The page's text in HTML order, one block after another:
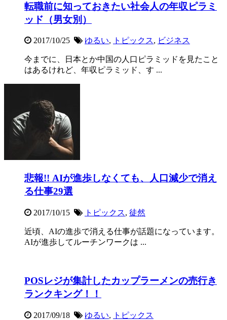
転職前に知っておきたい社会人の年収ピラミ
ッド（男女別）
2017/10/25 ゆるい, トピックス, ビジネス
今までに、日本とか中国の人口ピラミッドを見たこと
はあるけれど、年収ピラミッド、す ...
悲報!! AIが進歩しなくても、人口減少で消え
る仕事29選
2017/10/15 トピックス, 徒然
近頃、AIの進歩で消える仕事が話題になっています。
AIが進歩してルーチンワークは ...
POSレジが集計したカップラーメンの売行き
ランクキング！！
2017/09/18 ゆるい, トピックス